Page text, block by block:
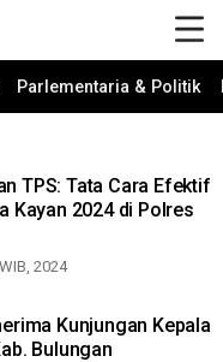
Parlementaria & Politik
TPS: Tata Cara Efektif
Kayan 2024 di Polres
2024
Kunjungan Kepala
Bulungan